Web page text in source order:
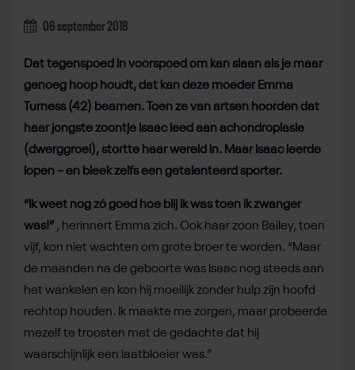
06 september 2018
Dat tegenspoed in voorspoed om kan slaan als je maar
genoeg hoop houdt, dat kan deze moeder Emma
Turness (42) beamen. Toen ze van artsen hoorden dat
haar jongste zoontje Isaac leed aan achondroplasie
(dwerggroei), stortte haar wereld in. Maar Isaac leerde
lopen – en bleek zelfs een getalenteerd sporter.
“Ik weet nog zó goed hoe blij ik was toen ik zwanger
was!” , herinnert Emma zich. Ook haar zoon Bailey, toen
vijf, kon niet wachten om grote broer te worden. “Maar
de maanden na de geboorte was Isaac nog steeds aan
het wankelen en kon hij moeilijk zonder hulp zijn hoofd
rechtop houden. Ik maakte me zorgen, maar probeerde
mezelf te troosten met de gedachte dat hij
waarschijnlijk een laatbloeier was.”